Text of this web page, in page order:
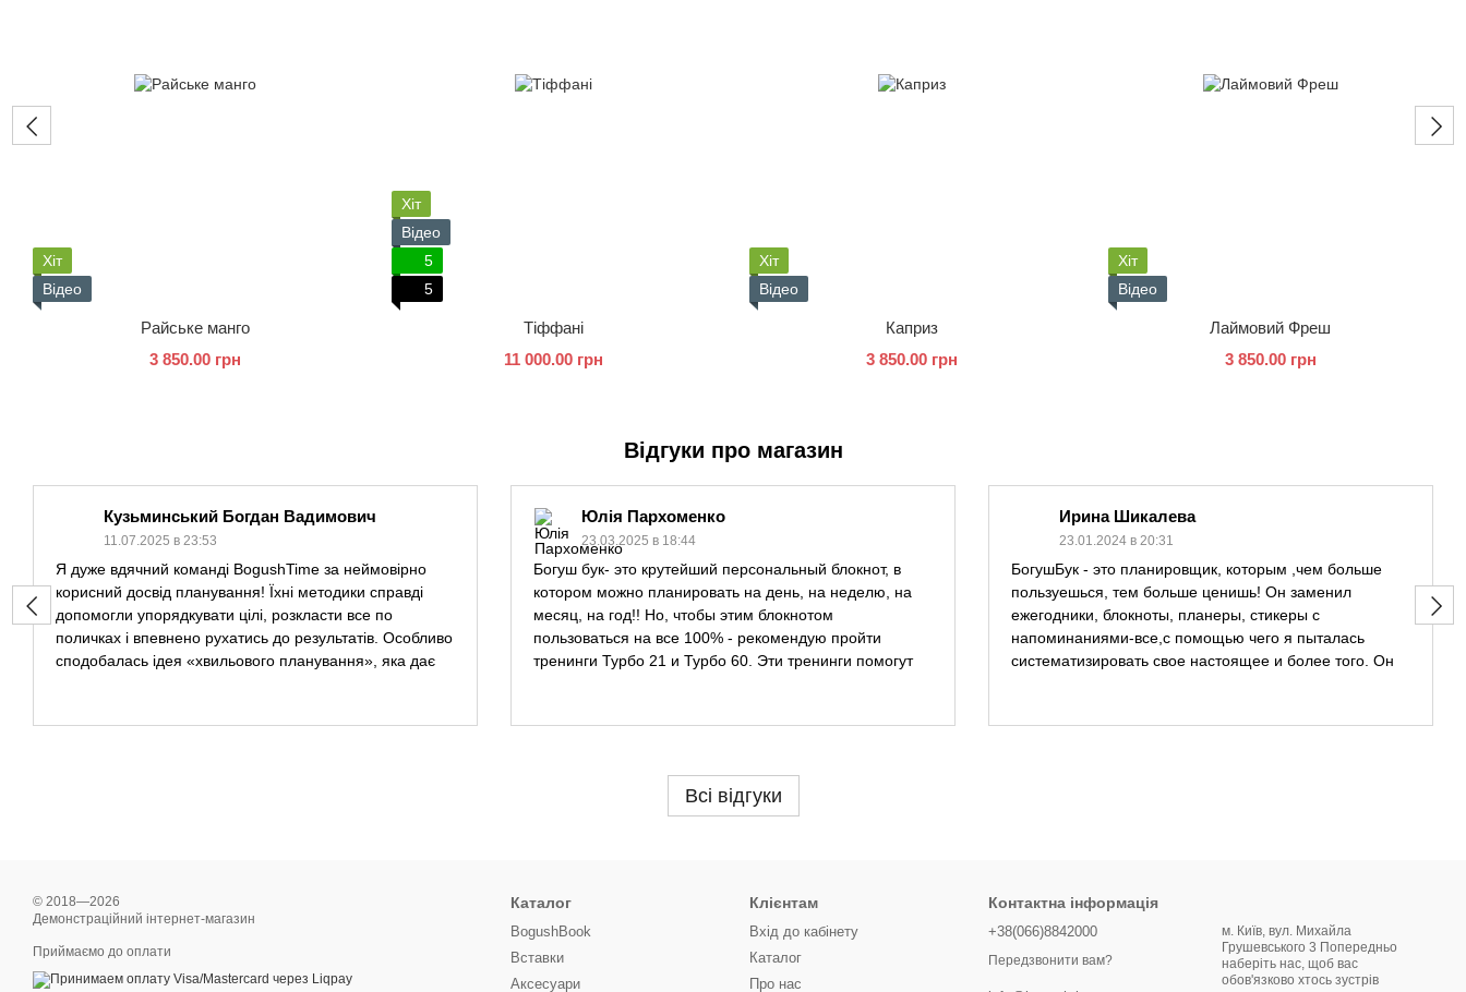
Хіт
Відео
Райське манго
3 850.00 грн
Хіт
Відео
5
5
Тіффані
11 000.00 грн
Хіт
Відео
Каприз
3 850.00 грн
Хіт
Відео
Лаймовий Фреш
3 850.00 грн
Відгуки про магазин
Кузьминський Богдан Вадимович
11.07.2025 в 23:53
Я дуже вдячний команді BogushTime за неймовірно
корисний досвід планування! Їхні методики справді
допомогли упорядкувати цілі, розкласти все по
поличках і впевнено рухатись до результатів. Особливо
сподобалась ідея «хвильового планування», яка дає
зрозуміло, а підтримка під час навчання — на високому
Юлія Пархоменко
23.03.2025 в 18:44
Богуш бук- это крутейший персональный блокнот, в
котором можно планировать на день, на неделю, на
месяц, на год!! Но, чтобы этим блокнотом
пользоваться на все 100% - рекомендую пройти
тренинги Турбо 21 и Турбо 60. Эти тренинги помогут
Ирина Шикалева
23.01.2024 в 20:31
БогушБук - это планировщик, которым ,чем больше
пользуешься, тем больше ценишь! Он заменил
ежегодники, блокноты, планеры, стикеры с
напоминаниями-все,с помощью чего я пыталась
систематизировать свое настоящее и более того. Он
Всі відгуки
© 2018—2026
Демонстраційний інтернет-магазин
Приймаємо до оплати
Каталог
BogushBook
Вставки
Аксесуари
Клієнтам
Вхід до кабінету
Каталог
Про нас
Контактна інформація
+38(066)8842000
Передзвонити вам?
м. Київ, вул. Михайла
Грушевського 3 Попередньо
наберіть нас, щоб вас
обов'язково хтось зустрів